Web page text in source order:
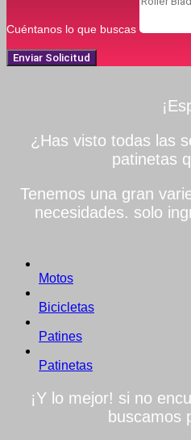
Cuéntanos lo que buscas
Enviar Solicitud
¿Has visto todas las
patinetas
Tenemos una gran
necesidades. solo
Motos
Bicicletas
Patines
Patinetas
¡Y lo mejor! si no
buscamos